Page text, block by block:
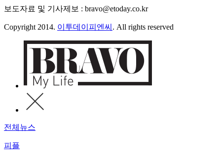
보도자료 및 기사제보 : bravo@etoday.co.kr
Copyright 2014. 이투데이피엔씨 . All rights reserved
전체뉴스
피플